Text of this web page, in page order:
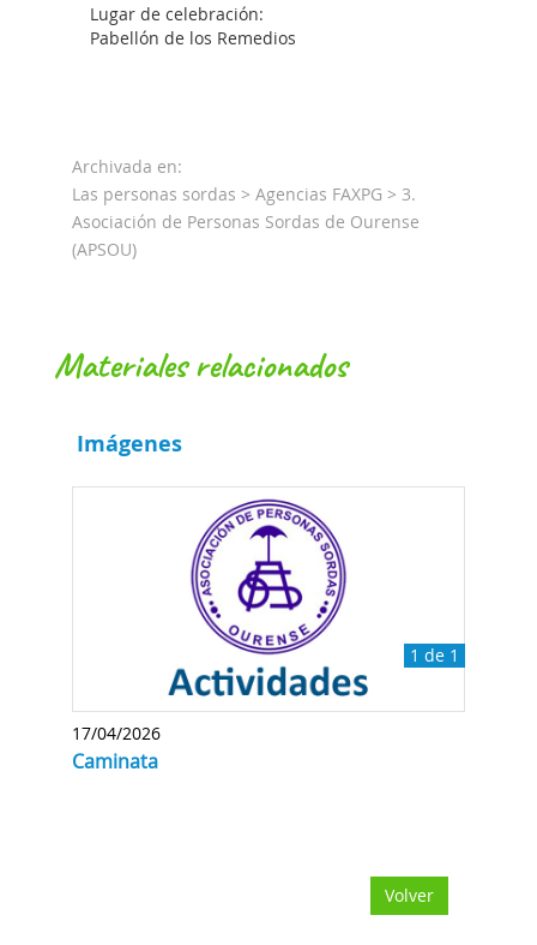
Lugar de celebración:
Pabellón de los Remedios
Archivada en:
Las personas sordas > Agencias FAXPG > 3.
Asociación de Personas Sordas de Ourense
(APSOU)
materiales relacionados
Imágenes
1 de 1
17/04/2026
Caminata
Volver